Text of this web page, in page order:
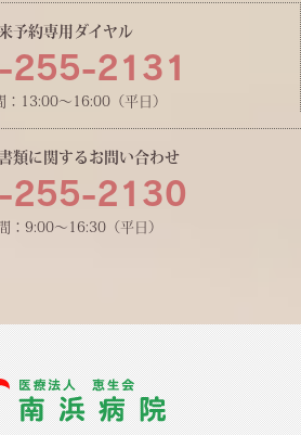
予約専用ダイヤル
255-2131
：13:00〜16:00（平日）
類に関するお問い合わせ
255-2130
：9:00〜16:30（平日）